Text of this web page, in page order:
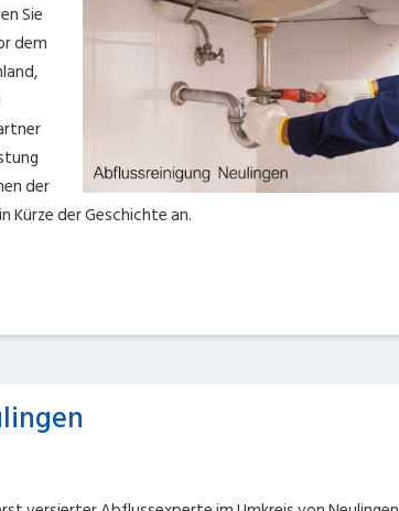
Sie
dem
der
der Geschichte an.